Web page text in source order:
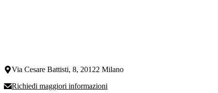
Via Cesare Battisti, 8, 20122 Milano
Richiedi maggiori informazioni